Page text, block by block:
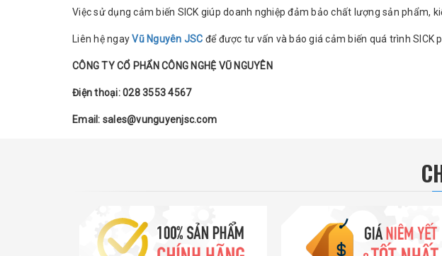
Việc sử dụng cảm biến SICK giúp doanh nghiệp đảm bảo chất lượng sản phẩm,
Liên hệ ngayVũ Nguyên JSC để được tư vấn và báo giá cảm biến quá trình SICK
CÔNG TY CỔ PHẨN CÔNG NGHỆ VŨ NGUYÊN
Điện thoại: 028 3553 4567
Email: sales@vunguyenjsc.com